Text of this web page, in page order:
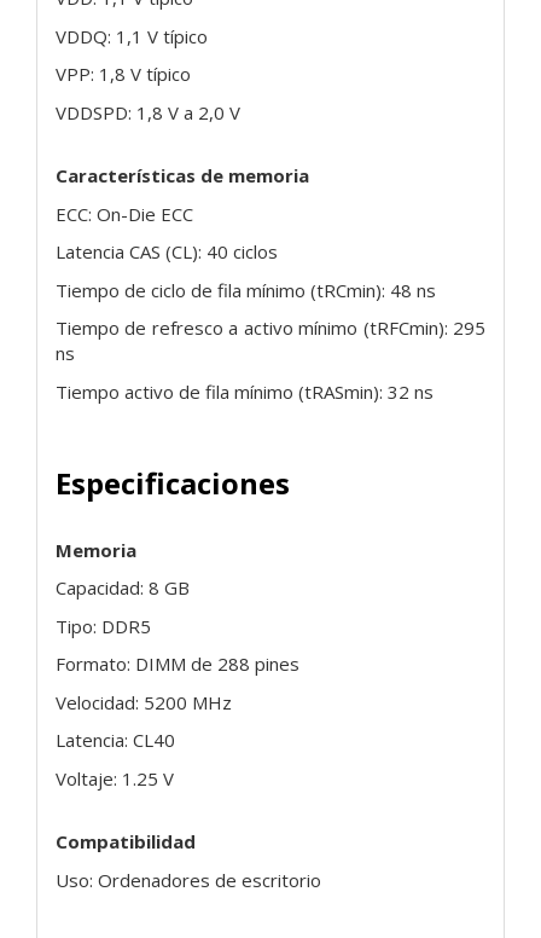
VDDQ: 1,1 V típico
VPP: 1,8 V típico
VDDSPD: 1,8 V a 2,0 V
Características de memoria
ECC: On-Die ECC
Latencia CAS (CL): 40 ciclos
Tiempo de ciclo de fila mínimo (tRCmin): 48 ns
Tiempo de refresco a activo mínimo (tRFCmin): 295
ns
Tiempo activo de fila mínimo (tRASmin): 32 ns
Especificaciones
Memoria
Capacidad: 8 GB
Tipo: DDR5
Formato: DIMM de 288 pines
Velocidad: 5200 MHz
Latencia: CL40
Voltaje: 1.25 V
Compatibilidad
Uso: Ordenadores de escritorio